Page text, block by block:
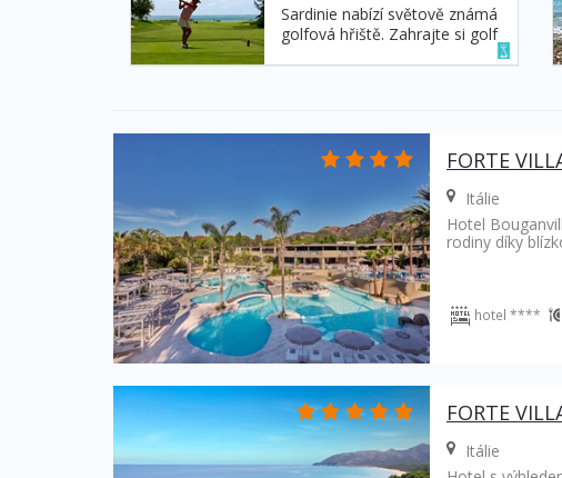
Sardinie nabízí světově známá
golfová hřiště. Zahrajte si golf
na Sardinii, uprostřed nádherné
FORTE
Itálie
Hotel
rodiny díky
hotel ****
FORTE
Itálie